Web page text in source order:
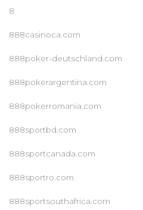
8
888casinoca.com
888poker-deutschland.com
888pokerargentina.com
888pokerromania.com
888sportbd.com
888sportcanada.com
888sportro.com
888sportsouthafrica.com